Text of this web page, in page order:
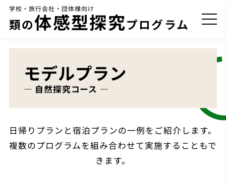
学校・旅行会社・団体様向け
類の体感型探究プログラム
モデルプラン
― 自然探究コース ―
日帰りプランと宿泊プランの一例をご紹介します。
複数のプログラムを組み合わせて実施することもで
きます。